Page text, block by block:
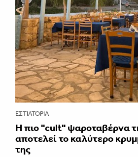
ΕΣΤΙΑΤΌΡΙΑ
Η πιο "cult" ψαροταβέρνα
αποτελεί το καλύτερο
της